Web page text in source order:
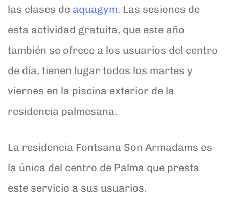
las clases de aquagym. Las sesiones de
esta actividad gratuita, que este año
también se ofrece a los usuarios del centro
de día, tienen lugar todos los martes y
viernes en la piscina exterior de la
residencia palmesana.
La residencia Fontsana Son Armadams es
la única del centro de Palma que presta
este servicio a sus usuarios.